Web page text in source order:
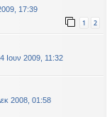
17:39
1 2
Ιουν 2009, 11:32
2008, 01:58